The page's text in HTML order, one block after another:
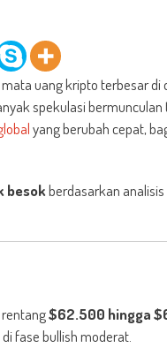
mata uang kripto terbesar
spekulasi
yang berubah cepat,
besokberdasarkan
$62.500 hingga
fase bullish moderat.